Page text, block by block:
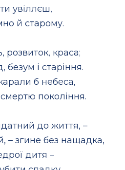
увіллєш,
й старому.
розвиток, краса;
безум і старіння.
б небеса,
покоління.
до життя, –
– згине без нащадка,
дитя –